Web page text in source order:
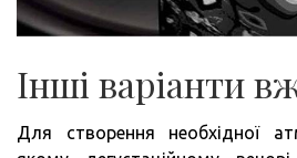
Інші варіанти
Для створення необхідної